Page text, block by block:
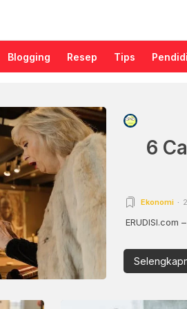
Blogging Resep Tips
6
Ekonomi